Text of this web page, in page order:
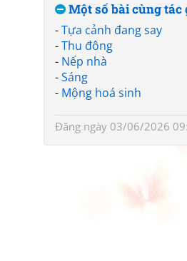
Một số bài cùng tác
-Tựa cảnh đang say
-Thu đông
- Nếp nhà
-Sáng
- Mộng hoá sinh
Đăng ngày 03/06/2026